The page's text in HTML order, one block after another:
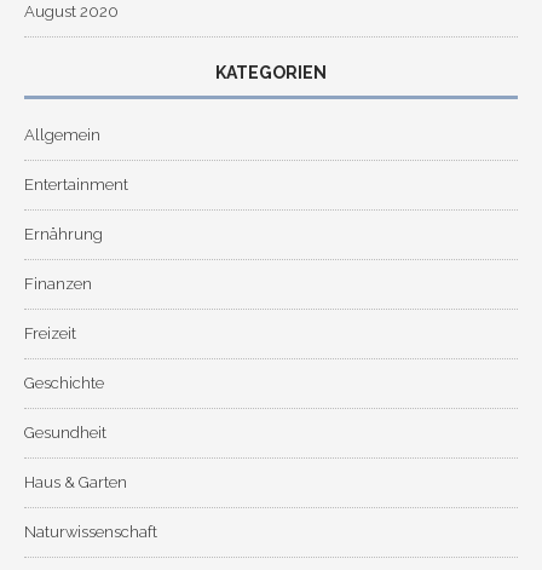
August 2020
KATEGORIEN
Allgemein
Entertainment
Ernährung
Finanzen
Freizeit
Geschichte
Gesundheit
Haus & Garten
Naturwissenschaft